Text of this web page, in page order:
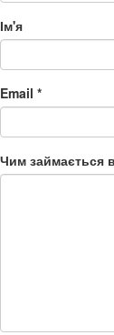
Ім'я
Email *
Чим займається